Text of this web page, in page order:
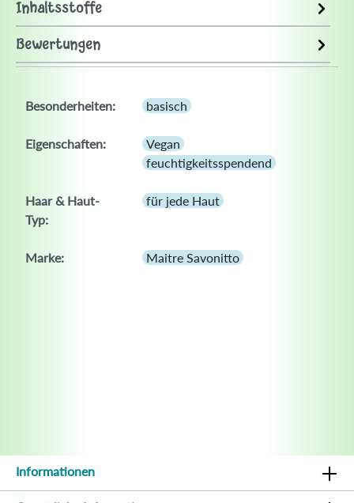
Inhaltsstoffe
Bewertungen
Besonderheiten: basisch
Eigenschaften:
Vegan
feuchtigkeitsspendend
Haar & Haut-
Typ:
für jede Haut
Marke: Maitre Savonitto
Informationen